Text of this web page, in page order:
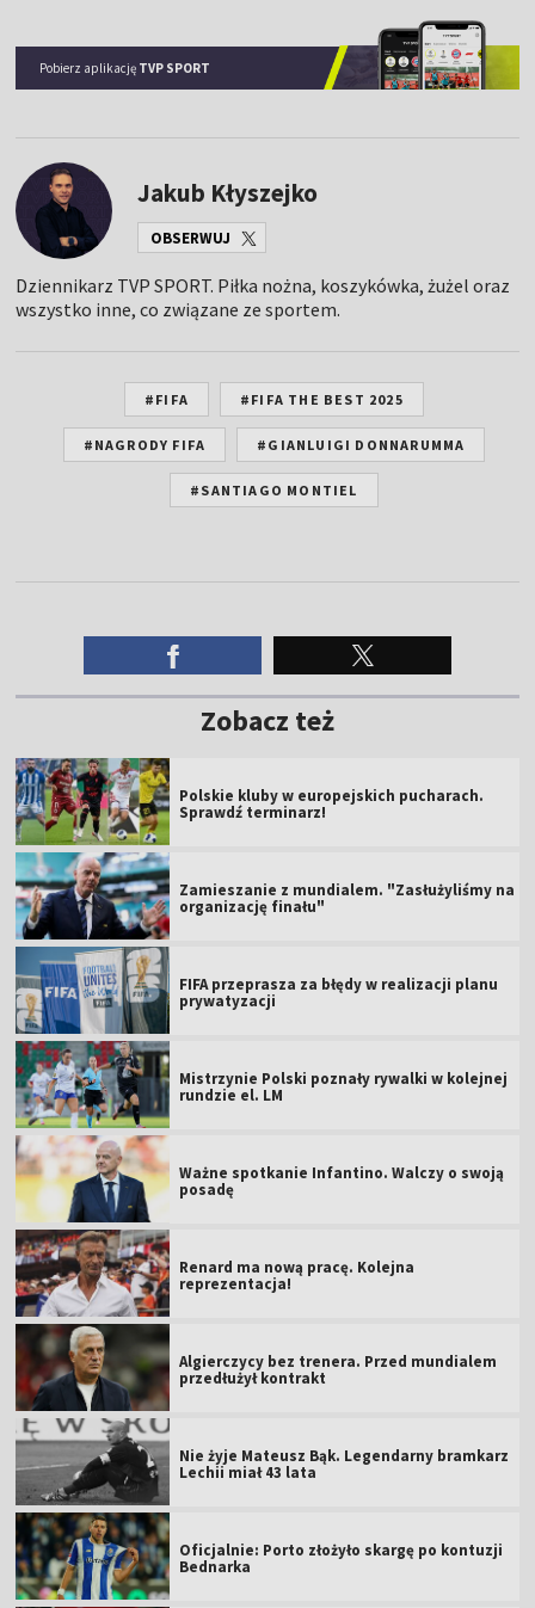
Pobierz aplikację TVP SPORT
Jakub Kłyszejko
OBSERWUJ
Dziennikarz TVP SPORT. Piłka nożna, koszykówka, żużel oraz
wszystko inne, co związane ze sportem.
#FIFA #FIFA THE BEST 2025
#NAGRODY FIFA #GIANLUIGI DONNARUMMA
#SANTIAGO MONTIEL
Zobacz też
Polskie kluby w europejskich pucharach.
Sprawdź terminarz!
Zamieszanie z mundialem. "Zasłużyliśmy na
organizację finału"
FIFA przeprasza za błędy w realizacji planu
prywatyzacji
Mistrzynie Polski poznały rywalki w kolejnej
rundzie el. LM
Ważne spotkanie Infantino. Walczy o swoją
posadę
Renard ma nową pracę. Kolejna
reprezentacja!
Algierczycy bez trenera. Przed mundialem
przedłużył kontrakt
Nie żyje Mateusz Bąk. Legendarny bramkarz
Lechii miał 43 lata
Oficjalnie: Porto złożyło skargę po kontuzji
Bednarka